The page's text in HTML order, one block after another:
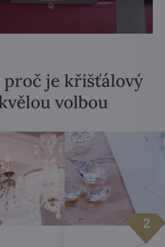
proč je křišťálový
volbou